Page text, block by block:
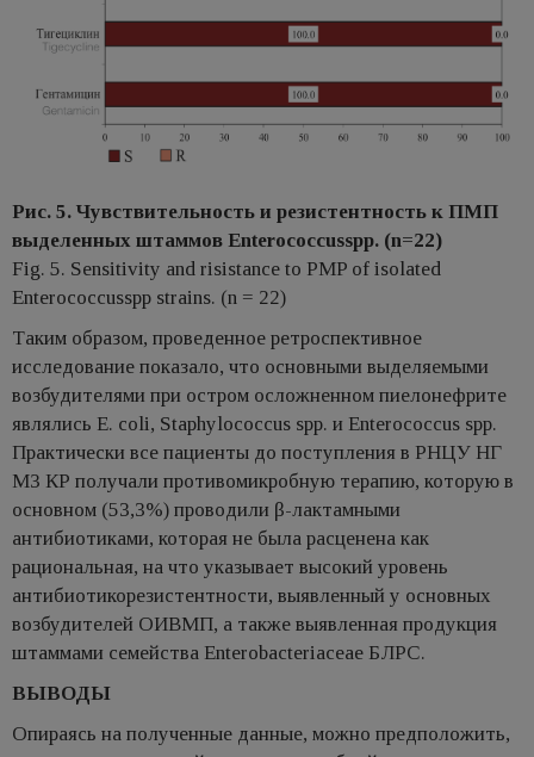
Рис. 5. Чувствительность и резистентность к ПМП
выделенных штаммов Enterococcusspp. (n=22)
Fig. 5. Sensitivity and risistance to PMP of isolated
Enterococcusspp strains. (n = 22)
Таким образом, проведенное ретроспективное
исследование показало, что основными выделяемыми
возбудителями при остром осложненном пиелонефрите
являлись E. сoli, Staphylococcus spp. и Enterococcus spp.
Практически все пациенты до поступления в РНЦУ НГ
МЗ КР получали противомикробную терапию, которую в
основном (53,3%) проводили β-лактамными
антибиотиками, которая не была расценена как
рациональная, на что указывает высокий уровень
антибиотикорезистентности, выявленный у основных
возбудителей ОИВМП, а также выявленная продукция
штаммами семейства Еnterobacteriaceae БЛРС.
ВЫВОДЫ
Опираясь на полученные данные, можно предположить,